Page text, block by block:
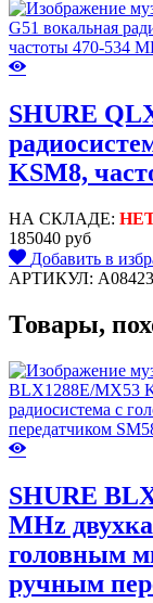
SHURE
KSM8,
НА СКЛАДЕ:
185040 руб
Добавить в
АРТИКУЛ:
Товары,
SHURE
MHz
головным
ручным